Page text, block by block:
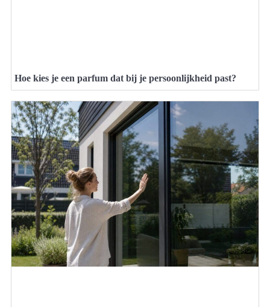
Hoe kies je een parfum dat bij je persoonlijkheid past?